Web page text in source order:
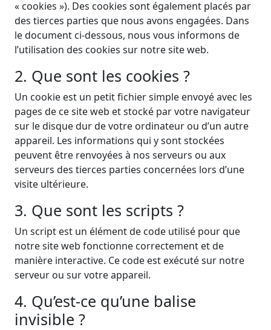
« cookies »). Des cookies sont également placés par
des tierces parties que nous avons engagées. Dans
le document ci-dessous, nous vous informons de
l’utilisation des cookies sur notre site web.
2. Que sont les cookies ?
Un cookie est un petit fichier simple envoyé avec les
pages de ce site web et stocké par votre navigateur
sur le disque dur de votre ordinateur ou d’un autre
appareil. Les informations qui y sont stockées
peuvent être renvoyées à nos serveurs ou aux
serveurs des tierces parties concernées lors d’une
visite ultérieure.
3. Que sont les scripts ?
Un script est un élément de code utilisé pour que
notre site web fonctionne correctement et de
manière interactive. Ce code est exécuté sur notre
serveur ou sur votre appareil.
4. Qu’est-ce qu’une balise
invisible ?